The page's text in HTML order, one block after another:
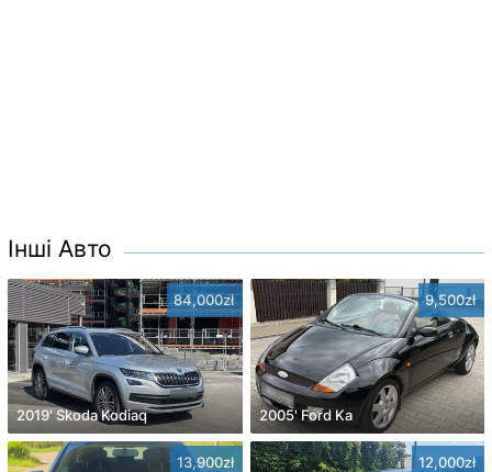
Інші Авто
84,000zł
2019' Skoda Kodiaq
9,500zł
2005' Ford Ka
13,900zł 12,000zł